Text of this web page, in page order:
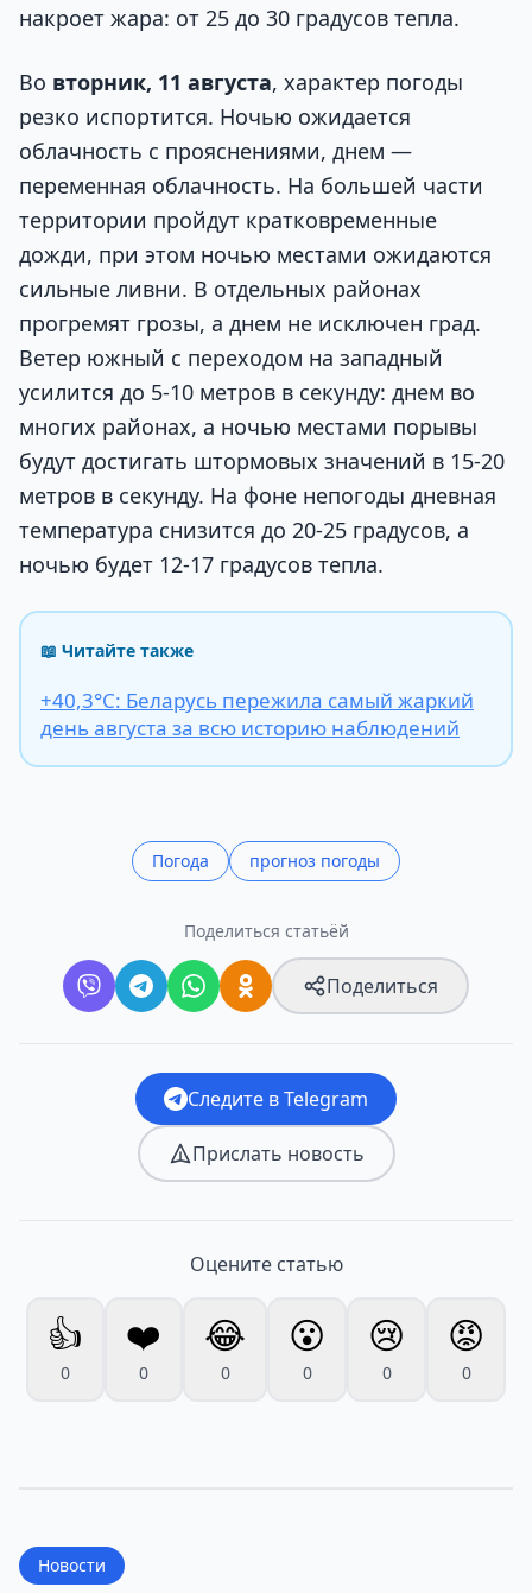
накроет жара: от 25 до 30 градусов тепла.
Во вторник, 11 августа, характер погоды
резко испортится. Ночью ожидается
облачность с прояснениями, днем —
переменная облачность. На большей части
территории пройдут кратковременные
дожди, при этом ночью местами ожидаются
сильные ливни. В отдельных районах
прогремят грозы, а днем не исключен град.
Ветер южный с переходом на западный
усилится до 5-10 метров в секунду: днем во
многих районах, а ночью местами порывы
будут достигать штормовых значений в 15-20
метров в секунду. На фоне непогоды дневная
температура снизится до 20-25 градусов, а
ночью будет 12-17 градусов тепла.
📖 Читайте также
+40,3°С: Беларусь пережила самый жаркий
день августа за всю историю наблюдений
Погода прогноз погоды
Поделиться статьёй
Поделиться
Следите в Telegram
Прислать новость
Оцените статью
👍
0
❤️
0
😂
0
😮
0
😢
0
😡
0
Новости